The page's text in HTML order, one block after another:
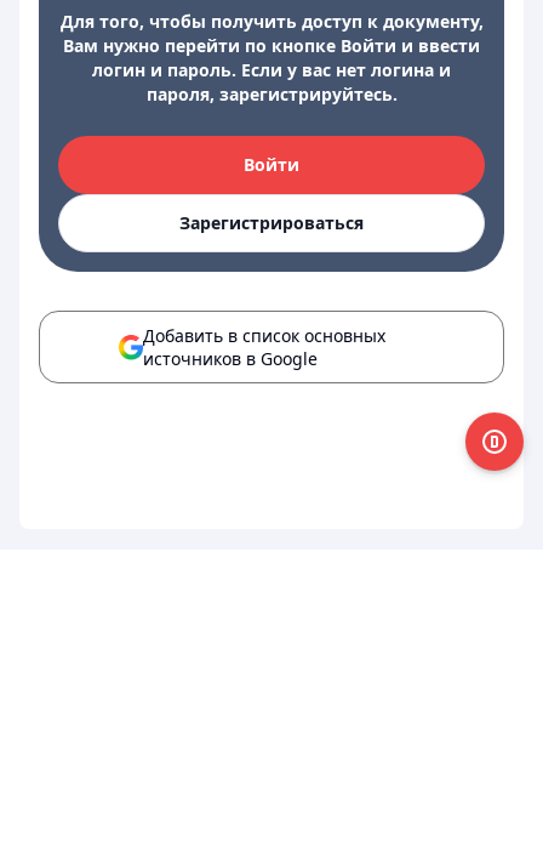
Для того, чтобы получить доступ к документу,
Вам нужно перейти по кнопке Войти и ввести
логин и пароль. Если у вас нет логина и
пароля, зарегистрируйтесь.
Войти
Зарегистрироваться
Добавить в список основных
источников в Google